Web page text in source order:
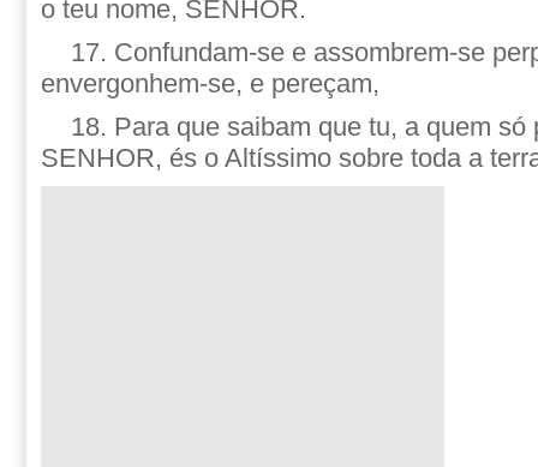
o teu nome, SENHOR.
17. Confundam-se e assombrem-se
envergonhem-se, e pereçam,
18. Para que saibam que tu, a quem só
SENHOR, és o Altíssimo sobre toda a